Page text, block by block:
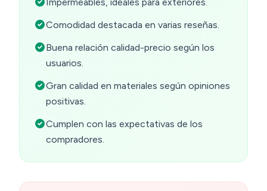
Comodidad destacada en varias reseñas.
Buena relación calidad-precio según los
usuarios.
Gran calidad en materiales según opiniones
positivas.
Cumplen con las expectativas de los
compradores.